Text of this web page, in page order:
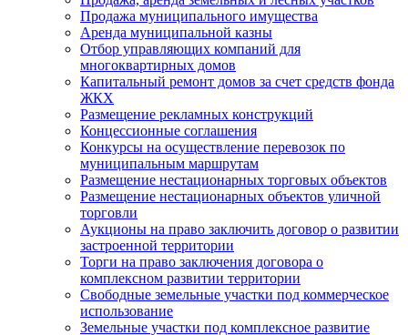
Продажа муниципального имущества
Аренда муниципальной казны
Отбор управляющих компаний для
многоквартирных домов
Капитальный ремонт домов за счет средств фонда
ЖКХ
Размещение рекламных конструкций
Концессионные соглашения
Конкурсы на осуществление перевозок по
муниципальным маршрутам
Размещение нестационарных торговых объектов
Размещение нестационарных объектов уличной
торговли
Аукционы на право заключить договор о развитии
застроенной территории
Торги на право заключения договора о
комплексном развитии территории
Свободные земельные участки под коммерческое
использование
Земельные участки под комплексное развитие